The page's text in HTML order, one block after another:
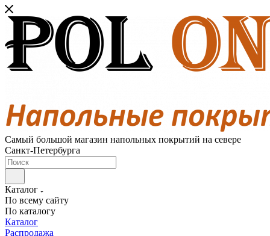
Самый большой магазин напольных покрытий на севере
Санкт-Петербурга
Каталог
По всему сайту
По каталогу
Каталог
Распродажа